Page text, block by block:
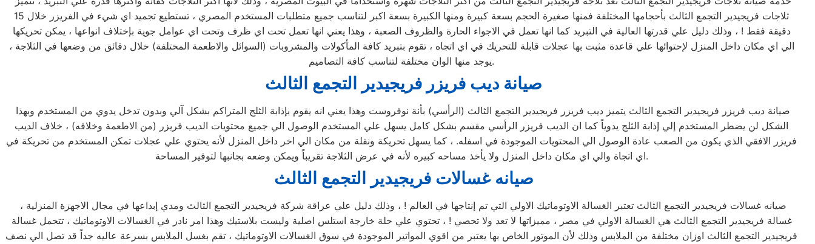
ثلاجات فريجيدير التجمع الثالث بأحجامها المختلفة فمنها صغيرة الحجم بسعة كبيرة ومنها الكبيرة بسعة اكبر لتناسب جميع متطلبات المستخدم المصري ، تستطيع تجميد اي شيء في الفريزر خلال 15
دقيقة فقط ! ، وذلك دليل علي قدرتها العالية في التبريد كما انها تعمل في الاجواء الحارة والظروف الصعبة ، وهذا يعني انها تعمل تحت اي ظرف وتحت اي عوامل جوية بإختلاف انواعها ، يمكن تحريكها
الي اي مكان داخل المنزل لإحتوائها علي قاعدة مثبت بها عجلات قابلة للتحريك في اي اتجاه ، تقوم بتبريد كافة المأكولات والمشروبات (السوائل والاطعمة المختلفة) خلال دقائق من وضعها في الثلاجة ،
يوجد منها الوان مختلفة لتناسب كافة التصاميم.
صيانة ديب فريزر فريجيدير التجمع الثالث
الشكل لن يضطر المستخدم إلي إذابة الثلج يدوياً كما ان الديب فريزر الرأسي مقسم بشكل كامل يسهل علي المستخدم الوصول الي جميع محتويات الديب فريزر (من الاطعمة وخلافه) ، خلاف الديب
فريزر الافقي الذي يكون من الصعب عادة الوصول الي المحتويات الموجودة في اسفله. ، كما يسهل تحريكة ونقلة من مكان الي اخر داخل المنزل لأنه يحتوي علي عجلات تمكن المستخدم من تحريكة في
اي اتجاة والي اي مكان داخل المنزل ولا يأخذ مساحه كبيره لأنه في عرض الثلاجة تقريباً ويمكن وضعه بجانبها لتوفير المساحة.
صيانه غسالات فريجيدير التجمع الثالث
غسالة فريجيدير التجمع الثالث هي الغسالة الاولي في مصر ، مميزاتها لا تعد ولا تحصي ! ، تحتوي علي حلة خارجة استلس اصلية وليست بلاستيك وهذا امر نادر في الغسالات الاوتوماتيك ، تتحمل غسالة
فريجيدير التجمع الثالث اوزان مختلفة من الملابس وذلك لأن الموتور الخاص بها يعتبر من اقوي المواتير الموجودة في سوق الغسالات الاوتوماتيك ، تقم بغسل الملابس بسرعة عاليه جداً قد تصل الي نصف